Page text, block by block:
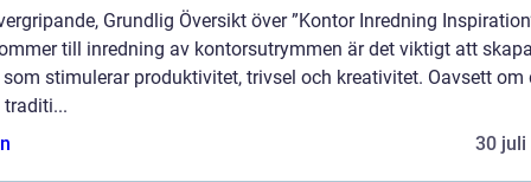
Grundlig Översikt över ”Kontor Inredning
till inredning av kontorsutrymmen är det viktigt att
stimulerar produktivitet, trivsel och kreativitet. Oavsett om
traditi...
30 juli